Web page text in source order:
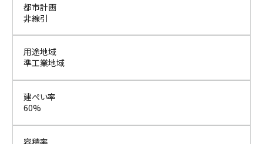
都市計画
非線引
用途地域
準工業地域
建ぺい率
60%
容積率